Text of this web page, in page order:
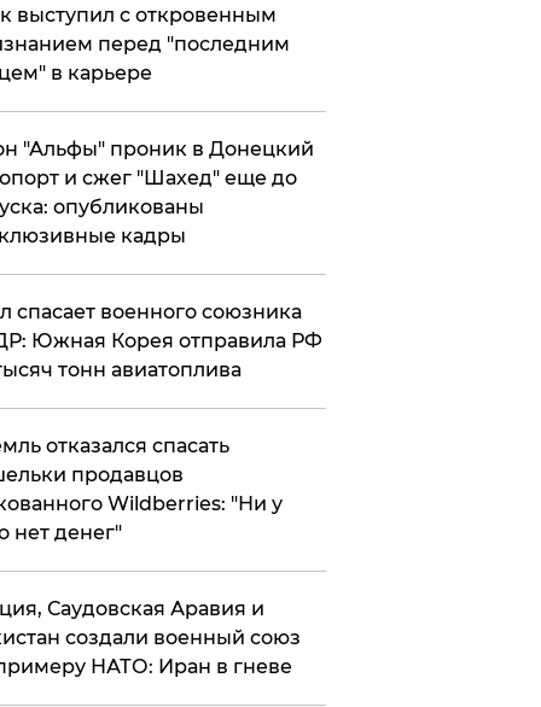
выступил с откровенным
перед "последним
в карьере
"Альфы" проник в Донецкий
и сжег "Шахед" еще до
опубликованы
кадры
спасает военного союзника
Южная Корея отправила РФ
тонн авиатоплива
отказался спасать
продавцов
Wildberries: "Ни у
нет денег"
Саудовская Аравия и
создали военный союз
НАТО: Иран в гневе